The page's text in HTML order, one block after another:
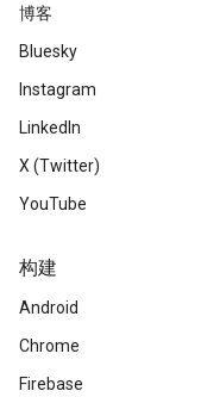
博客
Bluesky
Instagram
LinkedIn
X (Twitter)
YouTube
构建
Android
Chrome
Firebase